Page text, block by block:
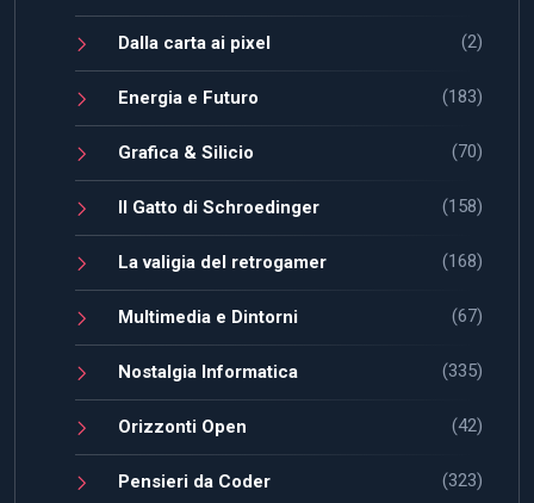
Dalla carta ai pixel (2)
Energia e Futuro (183)
Grafica & Silicio (70)
Il Gatto di Schroedinger (158)
La valigia del retrogamer (168)
Multimedia e Dintorni (67)
Nostalgia Informatica (335)
Orizzonti Open (42)
Pensieri da Coder (323)